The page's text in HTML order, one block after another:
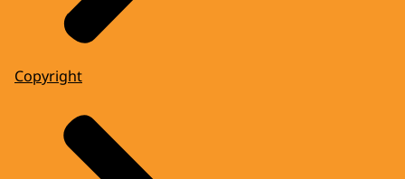
Copyright